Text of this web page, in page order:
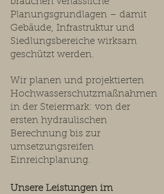
Planungsgrundlagen – damit
Gebäude, Infrastruktur und
Siedlungsbereiche wirksam
geschützt werden.
Wir planen und projektierten
Hochwasserschutzmaßnahmen
in der Steiermark: von der
ersten hydraulischen
Berechnung bis zur
umsetzungsreifen
Einreichplanung.​
Unsere Leistungen im